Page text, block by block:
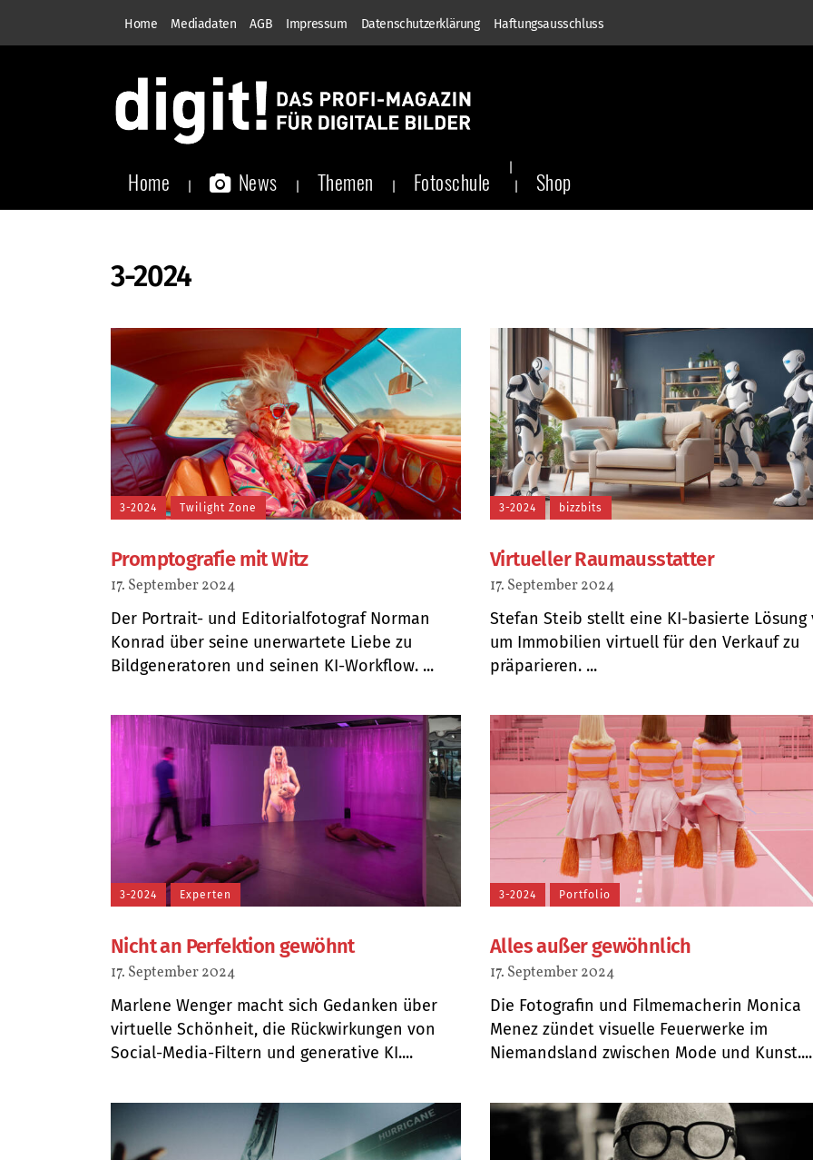
Home Mediadaten AGB Impressum Datenschutzerklärung Haftungsausschluss
Home News Themen Fotoschule Shop
3-2024
3-2024 Twilight Zone
Promptografie mit Witz
17. September 2024
Der Portrait- und Editorialfotograf Norman
Konrad über seine unerwartete Liebe zu
Bildgeneratoren und seinen KI-Workflow. ...
3-2024 bizzbits
Virtueller Raumausstatter
17. September 2024
Stefan Steib stellt eine KI-basierte Lösung
um Immobilien virtuell für den Verkauf zu
präparieren. ...
3-2024 Experten
Nicht an Perfektion gewöhnt
17. September 2024
Marlene Wenger macht sich Gedanken über
virtuelle Schönheit, die Rückwirkungen von
Social-Media-Filtern und generative KI....
3-2024 Portfolio
Alles außer gewöhnlich
17. September 2024
Die Fotografin und Filmemacherin Monica
Menez zündet visuelle Feuerwerke im
Niemandsland zwischen Mode und Kunst....